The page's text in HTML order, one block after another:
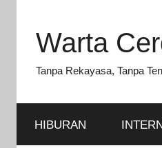
content
Warta
Tanpa Rekayasa, Tanpa
HIBURAN